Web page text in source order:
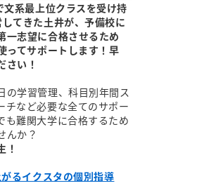
系最上位クラスを受け持
てきた土井が、予備校に
一志望に合格させるため
ってサポートします！早
さい！
の学習管理、科目別年間ス
チなど必要な全てのサポー
も難関大学に合格するため
んか？
！
るイクスタの個別指導